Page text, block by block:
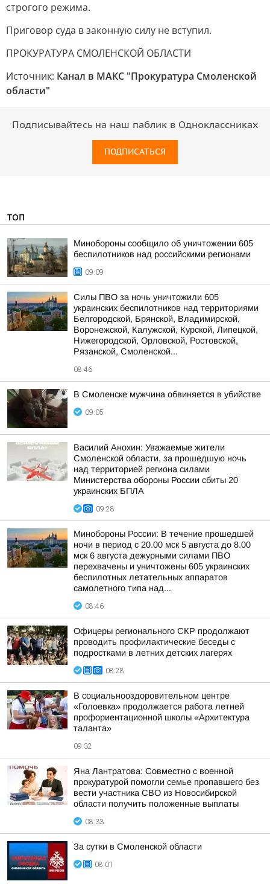
строгого режима.
Приговор суда в законную силу не вступил.
ПРОКУРАТУРА СМОЛЕНСКОЙ ОБЛАСТИ
Источник: Канал в МАКС "Прокуратура Смоленской
области"
Подписывайтесь на наш паблик в Одноклассниках
ПОДПИСАТЬСЯ
ТОП
Минобороны сообщило об уничтожении 605
беспилотников над российскими регионами
09:09
Силы ПВО за ночь уничтожили 605
украинских беспилотников над территориями
Белгородской, Брянской, Владимирской,
Воронежской, Калужской, Курской, Липецкой,
Нижегородской, Орловской, Ростовской,
Рязанской, Смоленской...
08:46
В Смоленске мужчина обвиняется в убийстве
09:05
Василий Анохин: Уважаемые жители
Смоленской области, за прошедшую ночь
над территорией региона силами
Министерства обороны России сбиты 20
украинских БПЛА
09:28
Минобороны России: В течение прошедшей
ночи в период с 20.00 мск 5 августа до 8.00
мск 6 августа дежурными силами ПВО
перехвачены и уничтожены 605 украинских
беспилотных летательных аппаратов
самолетного типа над...
08:46
Офицеры регионального СКР продолжают
проводить профилактические беседы с
подростками в летних детских лагерях
08:28
В социальнооздоровительном центре
«Голоевка» продолжается работа летней
профориентационной школы «Архитектура
таланта»
09:32
Яна Лантратова: Совместно с военной
прокуратурой помогли семье пропавшего без
вести участника СВО из Новосибирской
области получить положенные выплаты
08:33
За сутки в Смоленской области
08:01